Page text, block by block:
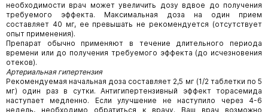
необходимости врач может увеличить дозу вдвое до получения
требуемого эффекта. Максимальная доза на один прием
составляет 40 мг, ее превышать не рекомендуется (отсутствует
опыт применения).
Препарат обычно применяют в течение длительного периода
времени или до получения требуемого эффекта (до исчезновения
отеков).
Артериальная гипертензия
Рекомендуемая начальная доза составляет 2,5 мг (1/2 таблетки по 5
мг) один раз в сутки. Антигипертензивный эффект торасемида
наступает медленно. Если улучшение не наступило через 4-6
недель, необходимо обратиться к врачу. Ваш врач возможно